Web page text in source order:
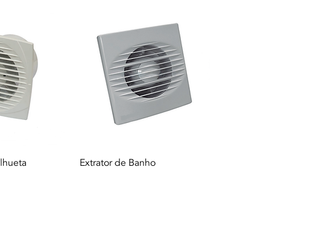
View Quick View
Extrator de Banho